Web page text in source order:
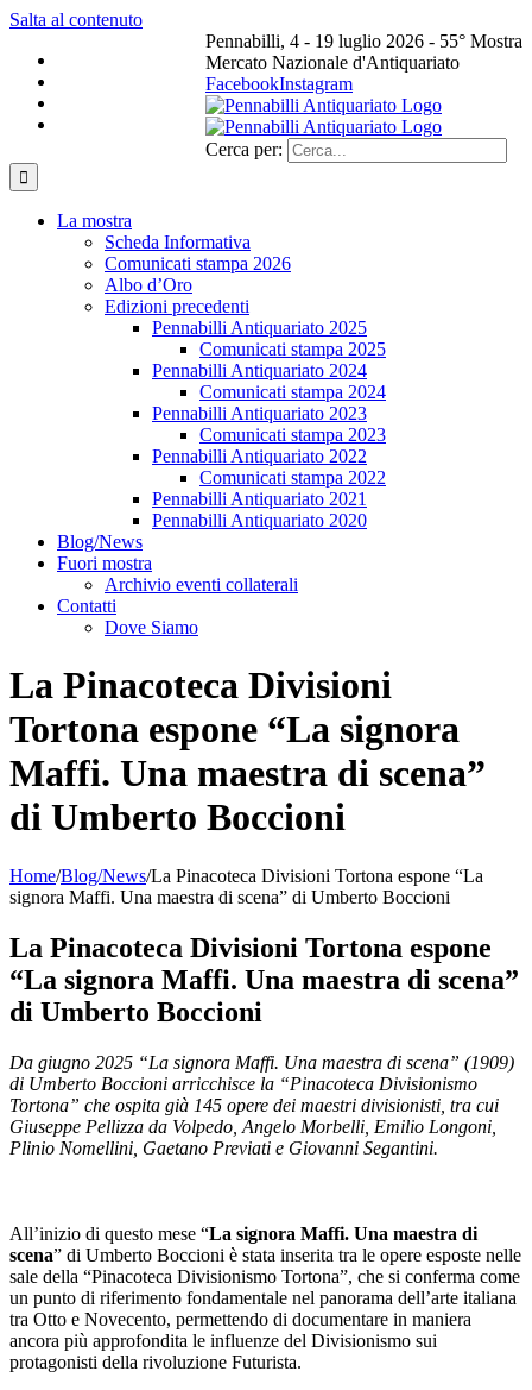
Salta al contenuto
Pennabilli, 4 - 19 luglio 2026 - 55° Mostra
Mercato Nazionale d'Antiquariato
FacebookInstagram
Cerca per:
La mostra
Scheda Informativa
Comunicati stampa 2026
Albo d’Oro
Edizioni precedenti
Pennabilli Antiquariato 2025
Comunicati stampa 2025
Pennabilli Antiquariato 2024
Comunicati stampa 2024
Pennabilli Antiquariato 2023
Comunicati stampa 2023
Pennabilli Antiquariato 2022
Comunicati stampa 2022
Pennabilli Antiquariato 2021
Pennabilli Antiquariato 2020
Blog/News
Fuori mostra
Archivio eventi collaterali
Contatti
Dove Siamo
La Pinacoteca Divisioni
Tortona espone “La signora
Maffi. Una maestra di scena”
di Umberto Boccioni
Home/Blog/News/La Pinacoteca Divisioni Tortona espone “La
signora Maffi. Una maestra di scena” di Umberto Boccioni
La Pinacoteca Divisioni Tortona espone
“La signora Maffi. Una maestra di scena”
di Umberto Boccioni
Da giugno 2025 “La signora Maffi. Una maestra di scena” (1909)
di Umberto Boccioni arricchisce la “Pinacoteca Divisionismo
Tortona” che ospita già 145 opere dei maestri divisionisti, tra cui
Giuseppe Pellizza da Volpedo, Angelo Morbelli, Emilio Longoni,
Plinio Nomellini, Gaetano Previati e Giovanni Segantini.
All’inizio di questo mese “La signora Maffi. Una maestra di
scena” di Umberto Boccioni è stata inserita tra le opere esposte nelle
sale della “Pinacoteca Divisionismo Tortona”, che si conferma come
un punto di riferimento fondamentale nel panorama dell’arte italiana
tra Otto e Novecento, permettendo di documentare in maniera
ancora più approfondita le influenze del Divisionismo sui
protagonisti della rivoluzione Futurista.